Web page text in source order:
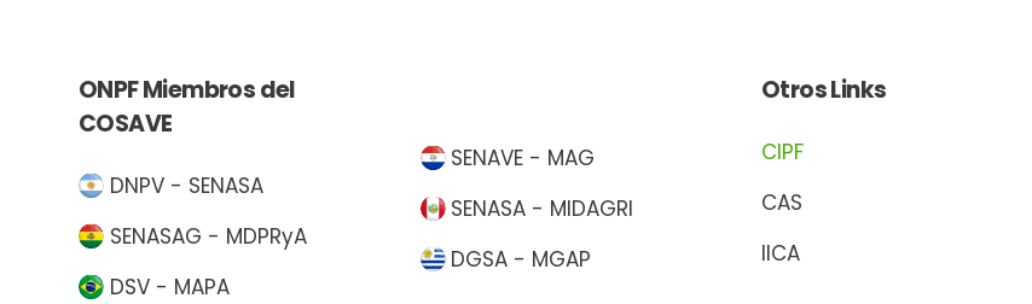
ONPF Miembros del
COSAVE
DNPV - SENASA
SENASAG - MDPRyA
DSV - MAPA
SENAVE - MAG
SENASA - MIDAGRI
DGSA - MGAP
Otros Links
CIPF
CAS
IICA